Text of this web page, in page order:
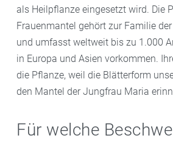
als Heilpflanze eingesetzt wird. Die
Frauenmantel gehört zur Familie
und umfasst weltweit bis zu 1.000
in Europa und Asien vorkommen.
die Pflanze, weil die Blätterform
den Mantel der Jungfrau Maria
Für welche